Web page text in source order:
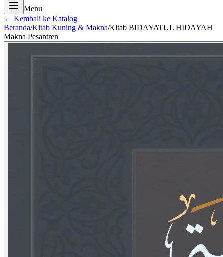
Menu
← Kembali ke Katalog
Beranda/Kitab Kuning & Makna/Kitab BIDAYATUL HIDAYAH
Makna Pesantren